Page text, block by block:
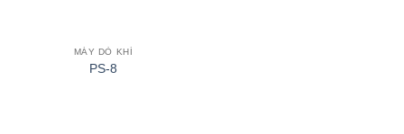
MÁY DÒ KHÍ
PS-8